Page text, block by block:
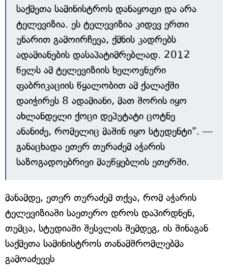
საქმეთა სამინისტროს დანაყოფი და არა
ტელევიზია. ეს ტელევიზია კიდევ ერთი
უნარით გამოირჩევა, ქმნის კადრებს
ადამიანების დასაპატიმრებლად. 2012
წელს ამ ტელევიზიის ხელოვნური
ფაბრიკაციის წყალობით ამ ქალაქში
დაიჭირეს 8 ადამიანი, მათ შორის იყო
ახლანდელი ქოცი დეპუტატი ცოტნე
ანანიძე, რომელიც მაშინ იყო სტუდენტი". —
განაცხადა ეთერ თურაძემ აჭარის
საზოგადოებრივი მაუწყებლის ეთერში.
მანამდე, ეთერ თურაძემ თქვა, რომ აჭარის
ტელევიზიაში საეთერო დროს დაპირდნენ,
თუმცა, სტუდიაში შესვლის შემდეგ, ის შინაგან
საქმეთა სამინისტროს თანამშრომლებმა
გამოაძევეს